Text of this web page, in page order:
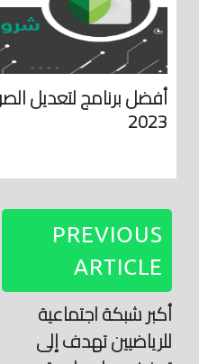
أفضل برنامج لتعديل
2023
PREVIOUS
ARTICLE
أكبر شبكة اجتماعية
للرياضيين تهدف إلى